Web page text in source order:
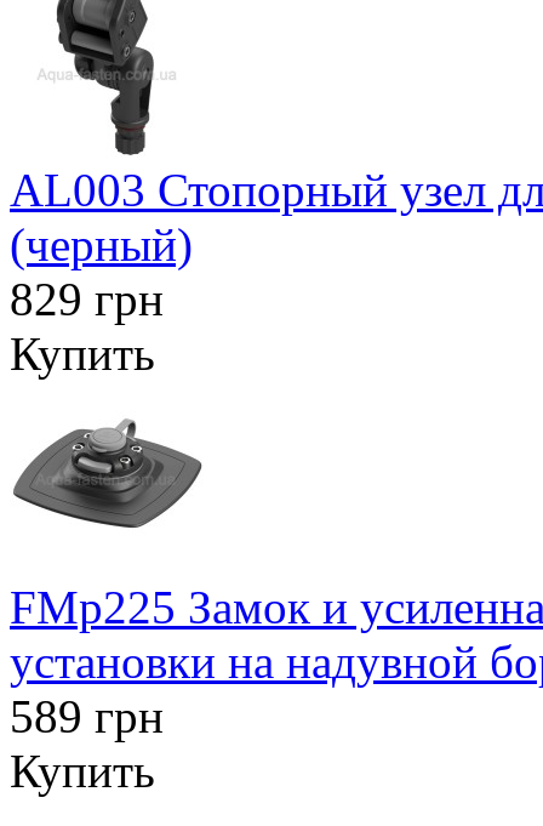
AL003 Стопорный узел
(черный)
829 грн
Купить
FMp225 Замок и
установки на надувной
589 грн
Купить